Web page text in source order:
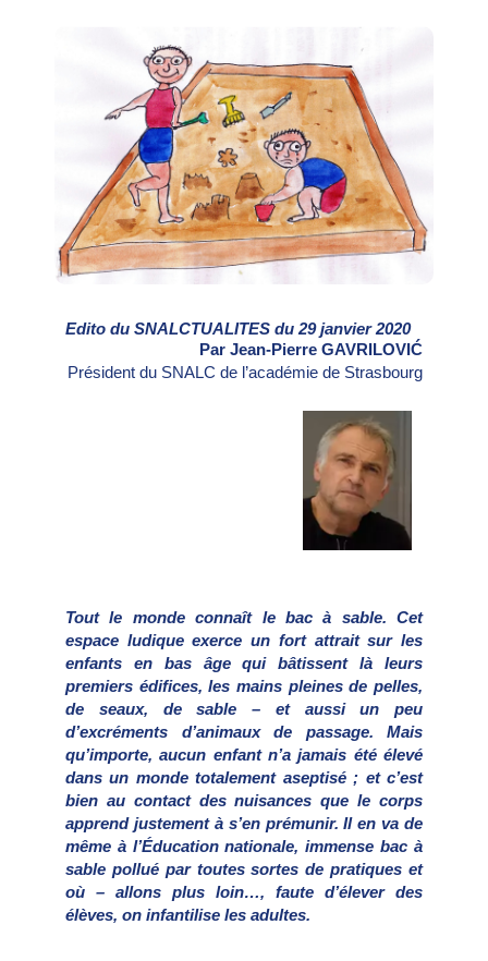
Edito du SNALCTUALITES du 29 janvier 2020
Par Jean-Pierre GAVRILOVIĆ
Président du SNALC de l’académie de Strasbourg
Tout le monde connaît le bac à sable. Cet
espace ludique exerce un fort attrait sur les
enfants en bas âge qui bâtissent là leurs
premiers édifices, les mains pleines de pelles,
de seaux, de sable – et aussi un peu
d’excréments d’animaux de passage. Mais
qu’importe, aucun enfant n’a jamais été élevé
dans un monde totalement aseptisé ; et c’est
bien au contact des nuisances que le corps
apprend justement à s’en prémunir. Il en va de
même à l’Éducation nationale, immense bac à
sable pollué par toutes sortes de pratiques et
où – allons plus loin…, faute d’élever des
élèves, on infantilise les adultes.